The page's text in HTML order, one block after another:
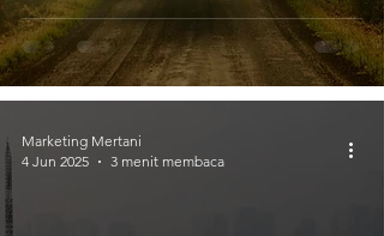
Marketing Mertani
4 Jun 2025
3 menit membaca